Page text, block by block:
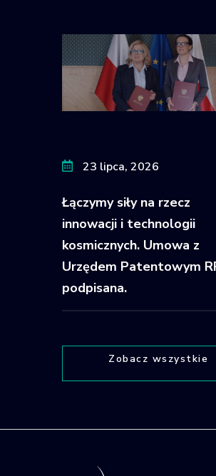
23 lipca, 2026
Łączymy siły na rzecz
innowacji i technologii
kosmicznych. Umowa z
Urzędem Patentowym
podpisana.
Zobacz wszystkie